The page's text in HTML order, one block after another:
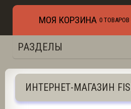
МОЯ КОРЗИНА 0 ТОВАРОВ
РАЗДЕЛЫ
ИНТЕРНЕТ-МАГАЗИН